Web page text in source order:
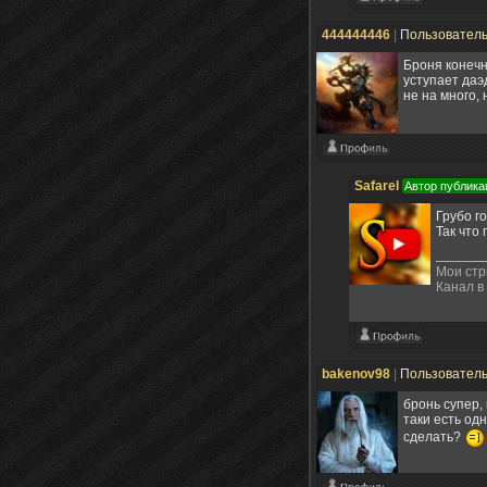
444444446
Броня
уступает
не на много,
Safarel Автор
Грубо
Так что
Мои
Канал
bakenov98
бронь
таки есть
сделать?